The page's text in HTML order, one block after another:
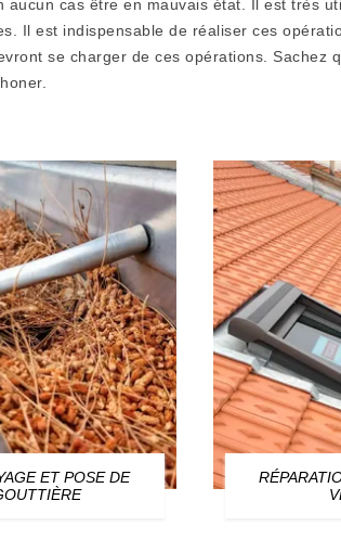
cas être en mauvais état. Il est très
Il est indispensable de réaliser ces
se charger de ces opérations.
ET POSE DE